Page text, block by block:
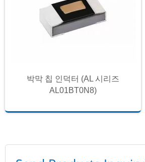
박막 칩 인덕터 (AL 시리즈
AL01BT0N8)